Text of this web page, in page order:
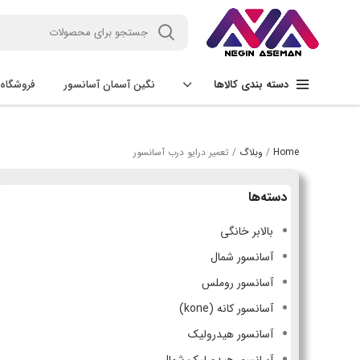
دسته بندی کالاها نگین آسمان آسانسور فروشگاه
Home
/ وبلاگ / تعمیر درایو درب آسانسور
دسته‌ها
بالابر خانگی
آسانسور شمال
آسانسور روملس
آسانسور کانه (kone)
آسانسور هیدرولیک